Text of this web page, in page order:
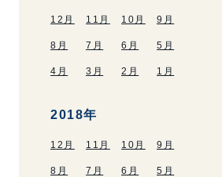
12月 11月 10月 9月
8月 7月 6月 5月
4月 3月 2月 1月
2018年
12月 11月 10月 9月
8月 7月 6月 5月